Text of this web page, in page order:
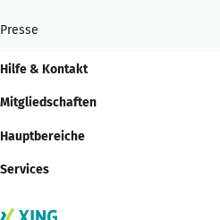
Presse
Hilfe & Kontakt
Mitgliedschaften
Hauptbereiche
Services